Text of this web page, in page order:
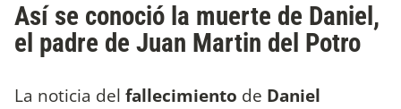
Así se conoció la muerte de Daniel,
el padre de Juan Martin del Potro
La noticia del fallecimiento de Daniel